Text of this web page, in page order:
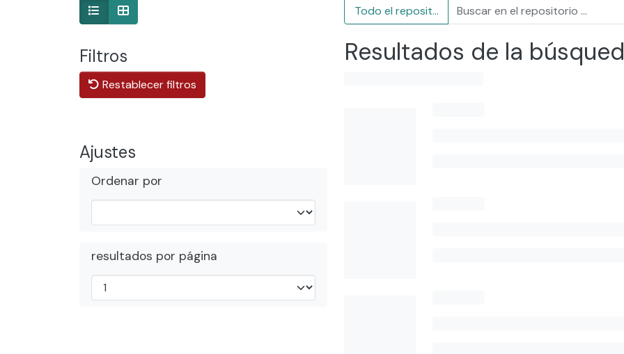
Filtros
Restablecer filtros
Ajustes
Ordenar por
resultados por página
Todo el repositorio
Resultados de la